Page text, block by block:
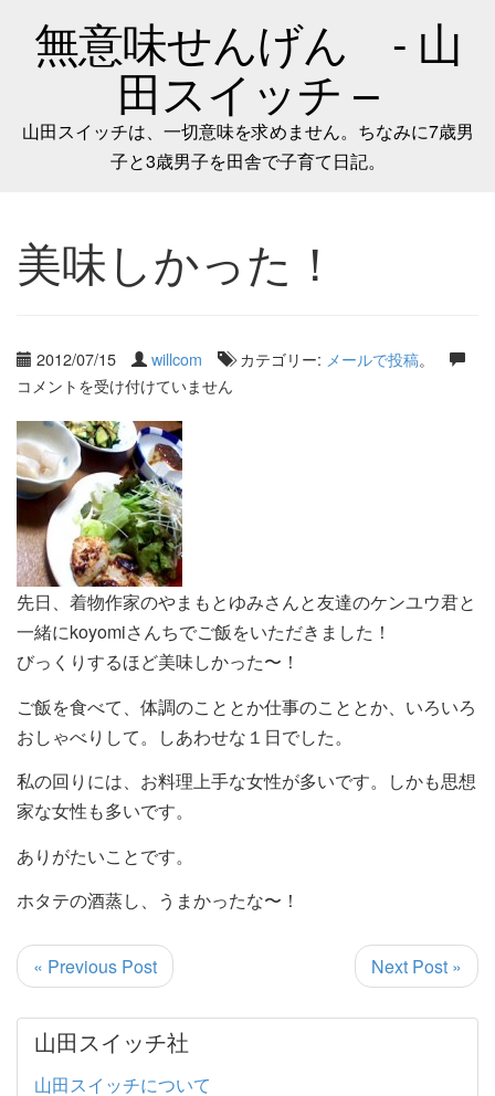
無意味せんげん - 山
田スイッチ –
山田スイッチは、一切意味を求めません。ちなみに7歳男
子と3歳男子を田舎で子育て日記。
美味しかった！
2012/07/15 willcom カテゴリー: メールで投稿。
コメントを受け付けていません
先日、着物作家のやまもとゆみさんと友達のケンユウ君と
一緒にkoyomiさんちでご飯をいただきました！
びっくりするほど美味しかった〜！
ご飯を食べて、体調のこととか仕事のこととか、いろいろ
おしゃべりして。しあわせな１日でした。
私の回りには、お料理上手な女性が多いです。しかも思想
家な女性も多いです。
ありがたいことです。
ホタテの酒蒸し、うまかったな〜！
« Previous Post Next Post »
山田スイッチ社
山田スイッチについて